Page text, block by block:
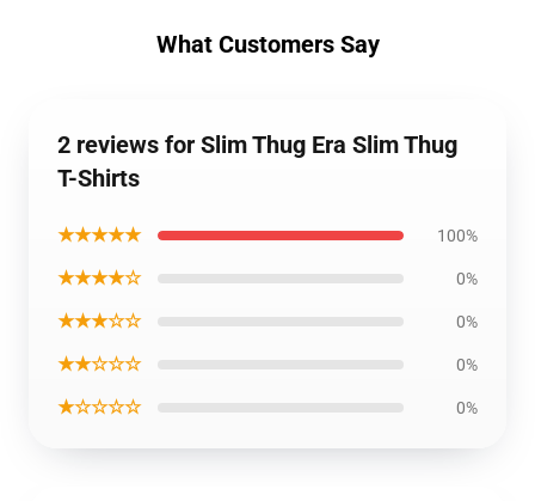
What Customers Say
2 reviews for Slim Thug Era Slim Thug
T-Shirts
★★★★★ 100%
★★★★☆ 0%
★★★☆☆ 0%
★★☆☆☆ 0%
★☆☆☆☆ 0%